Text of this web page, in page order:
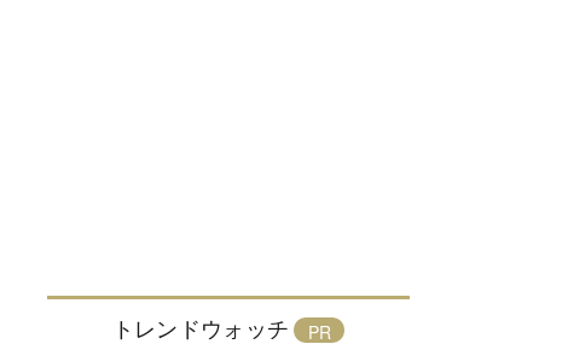
トレンドウォッチ